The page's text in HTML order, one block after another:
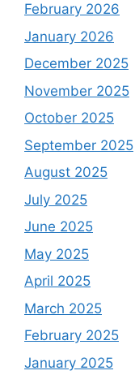
February 2026
January 2026
December 2025
November 2025
October 2025
September 2025
August 2025
July 2025
June 2025
May 2025
April 2025
March 2025
February 2025
January 2025